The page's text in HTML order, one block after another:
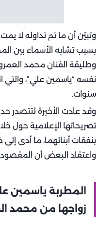
وتبيّن أن ما تم تداوله لا
بسبب تشابه الأسماء بين
وطليقة الفنان محمد
نفسه “ياسمين علي”،
سنوات.
وقد عادت الأخيرة لتتصدر
تصريحاتها الإعلامية حول
بنفقات أبنائهما، ما أدى
واعتقاد البعض أن
المطربة ياسمين
زواجها من محمد